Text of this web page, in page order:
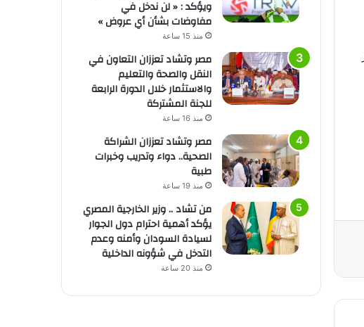
ويؤكد : « لن ندخل في
مفاوضات بشأن أي عروض »
منذ 15 ساعة
مصر وتشاد تعززان التعاون في
النقل والصحة والتعليم
والاستثمار خلال الدورة الرابعة
للجنة المشتركة
منذ 16 ساعة
مصر وتشاد تعززان الشراكة
الصحية.. دواء وتدريب وخبرات
طبية
منذ 19 ساعة
من تشاد .. وزير الخارجية المصري
يؤكد أهمية احترام دول الجوار
لسيادة السودان وأمنه وعدم
التدخل في شؤونه الداخلية
منذ 20 ساعة